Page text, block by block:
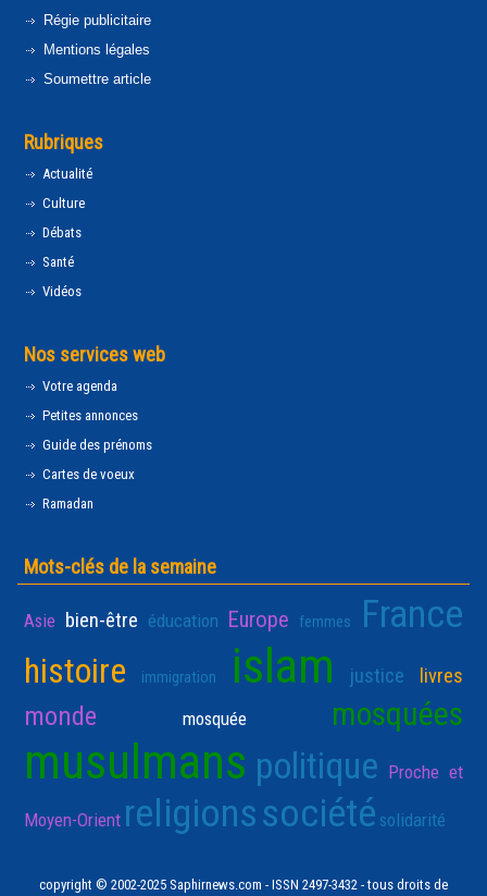
Régie publicitaire
Mentions légales
Soumettre article
Rubriques
Actualité
Culture
Débats
Santé
Vidéos
Nos services web
Votre agenda
Petites annonces
Guide des prénoms
Cartes de voeux
Ramadan
Mots-clés de la semaine
Asie bien-être éducation Europe femmes France
histoire immigration islam justice livres
monde mosquée mosquées
musulmans politique Proche et
Moyen-Orient religionssociété solidarité
copyright © 2002-2025 Saphirnews.com - ISSN 2497-3432 - tous droits de